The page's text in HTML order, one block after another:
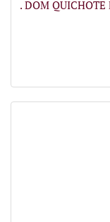
. DOM